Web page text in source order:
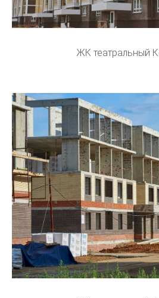
ЖК театральный